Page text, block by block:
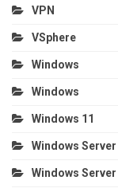
VPN
VSphere
Windows
Windows
Windows 11
Windows Server
Windows Server